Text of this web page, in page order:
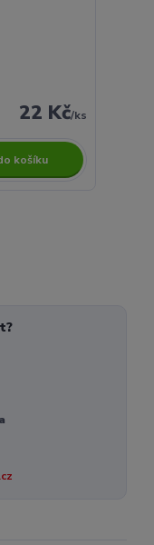
22 Kč/ks
košíku